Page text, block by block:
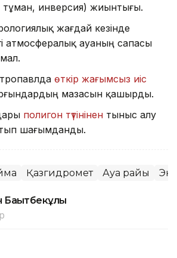
тұман, инверсия) жиынтығы.
жағдай кезінде
атмосфералық ауаның сапасы
өткір жағымсыз иіс
мазасын қашырды.
полигон түтінінен тыныс алу
шағымданды.
Қазгидромет Ауа райы